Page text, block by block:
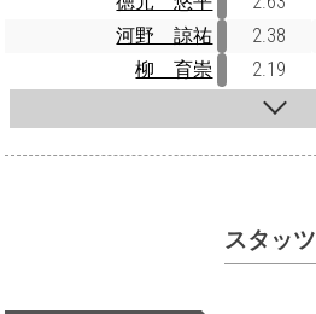
河野 諒祐
2.38
柳 育崇
2.19
スタッツ